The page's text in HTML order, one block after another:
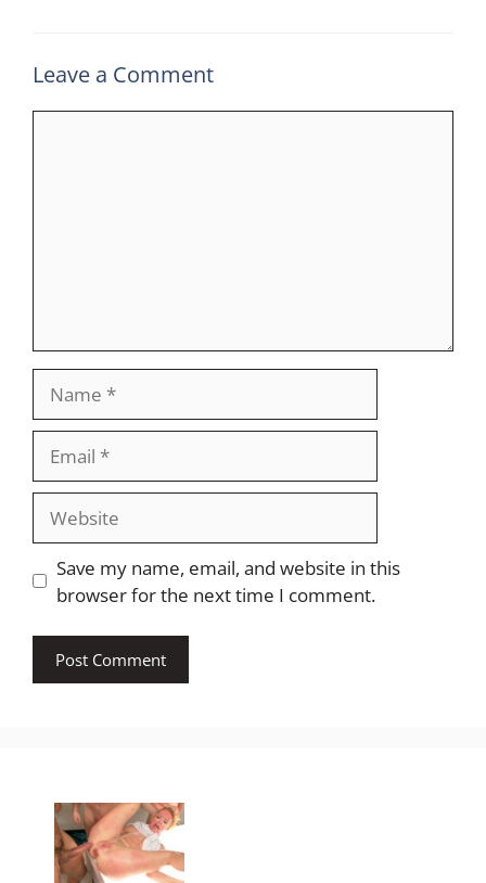
Leave a Comment
Save my name, email, and website in this
browser for the next time I comment.